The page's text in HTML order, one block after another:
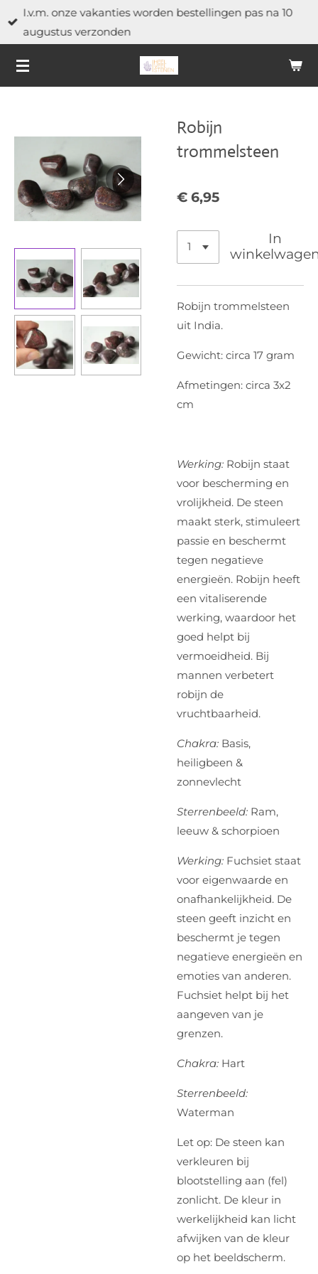
Ga
direct
de
I.v.m. onze vakanties worden bestellingen pas na 10
augustus verzonden
Robijn
trommelsteen
€ 6,95
In
Robijn trommelsteen
uit India.
Gewicht: circa 17 gram
Afmetingen: circa 3x2
cm
Werking: Robijn staat
voor bescherming en
vrolijkheid. De steen
maakt sterk, stimuleert
passie en beschermt
tegen negatieve
energieën. Robijn heeft
een vitaliserende
werking, waardoor het
goed helpt bij
vermoeidheid. Bij
mannen verbetert
robijn de
vruchtbaarheid.
Chakra: Basis,
heiligbeen &
zonnevlecht
Sterrenbeeld: Ram,
leeuw & schorpioen
Werking: Fuchsiet staat
voor eigenwaarde en
onafhankelijkheid. De
steen geeft inzicht en
beschermt je tegen
negatieve energieën en
emoties van anderen.
Fuchsiet helpt bij het
aangeven van je
grenzen.
Chakra: Hart
Sterrenbeeld:
Waterman
Let op: De steen kan
verkleuren bij
blootstelling aan (fel)
zonlicht. De kleur in
werkelijkheid kan licht
afwijken van de kleur
op het beeldscherm.